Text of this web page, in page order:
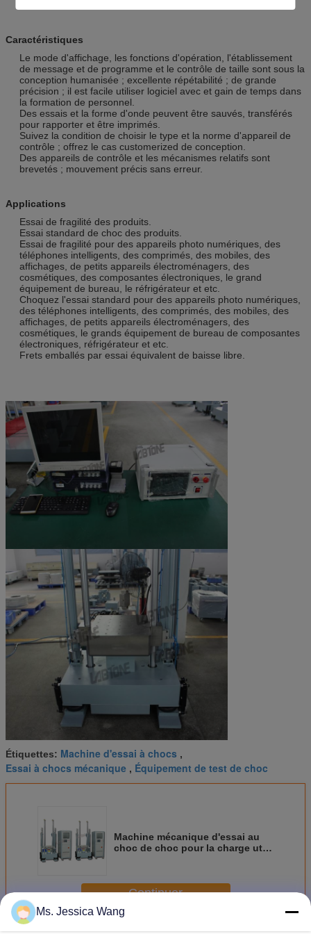
Caractéristiques
Le mode d'affichage, les fonctions d'opération, l'établissement
de message et de programme et le contrôle de taille sont sous la
conception humanisée ; excellente répétabilité ; de grande
précision ; il est facile utiliser logiciel avec et gain de temps dans
la formation de personnel.
Des essais et la forme d'onde peuvent être sauvés, transférés
pour rapporter et être imprimés.
Suivez la condition de choisir le type et la norme d'appareil de
contrôle ; offrez le cas customerized de conception.
Des appareils de contrôle et les mécanismes relatifs sont
brevetés ; mouvement précis sans erreur.
Applications
Essai de fragilité des produits.
Essai standard de choc des produits.
Essai de fragilité pour des appareils photo numériques, des
téléphones intelligents, des comprimés, des mobiles, des
affichages, de petits appareils électroménagers, des
cosmétiques, des composantes électroniques, le grand
équipement de bureau, le réfrigérateur et etc.
Choquez l'essai standard pour des appareils photo numériques,
des téléphones intelligents, des comprimés, des mobiles, des
affichages, de petits appareils électroménagers, des
cosmétiques, le grands équipement de bureau de composantes
électroniques, réfrigérateur et etc.
Frets emballés par essai équivalent de baisse libre.
Étiquettes: Machine d'essai à chocs ,
Essai à chocs mécanique , Équipement de test de choc
Machine mécanique d'essai au
choc de choc pour la charge utile
Continuer
Ms. Jessica Wang